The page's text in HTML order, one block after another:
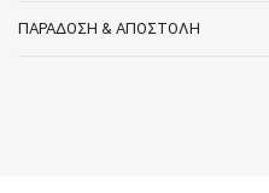
ΠΑΡΆΔΟΣΗ & ΑΠΟΣΤΟΛΉ